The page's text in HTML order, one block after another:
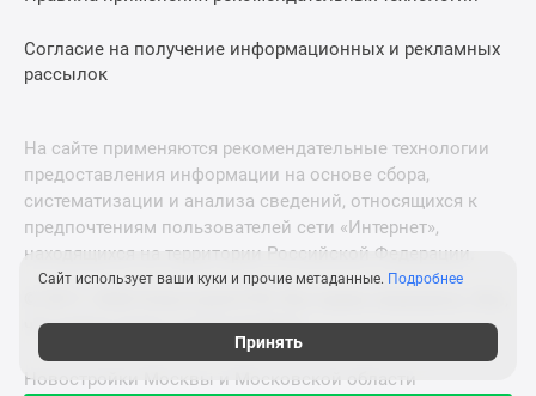
Согласие на получение информационных и рекламных
рассылок
На сайте применяются рекомендательные технологии
предоставления информации на основе сбора,
систематизации и анализа сведений, относящихся к
предпочтениям пользователей сети «Интернет»,
находящихся на территории Российской Федерации.
что нужно знать о новостройках
Новостройки Москвы и Московской области
Сайт использует ваши куки и прочие метаданные. Подробнее
Принять